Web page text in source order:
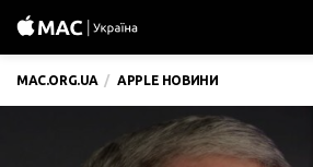
MAC.ORG.UA APPLE НОВИНИ